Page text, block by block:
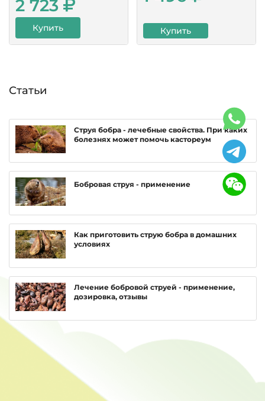
2 723
Купить Купить
Статьи
Струя бобра - лечебные свойства. При каких
болезнях может помочь кастореум
Бобровая струя - применение
Как приготовить струю бобра в домашних
условиях
Лечение бобровой струей - применение,
дозировка, отзывы